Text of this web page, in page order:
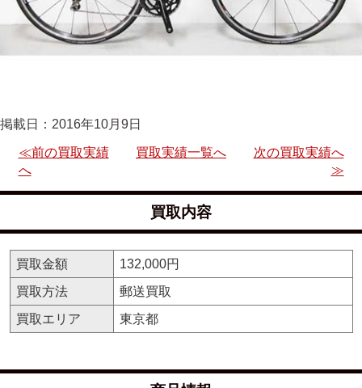
掲載日：2016年10月9日
≪前の買取実績
へ
買取実績一覧へ
次の買取実績へ
≫
買取内容
買取金額
132,000円
買取方法
郵送買取
買取エリア
東京都